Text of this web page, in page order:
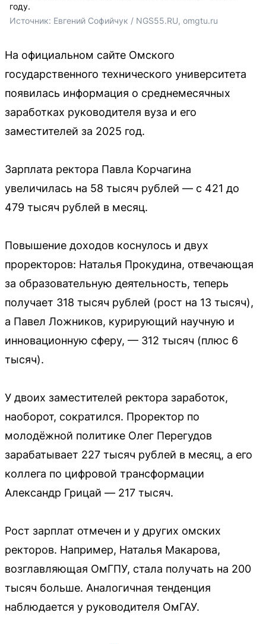
году.
Источник: Евгений Софийчук / NGS55.RU, omgtu.ru
На официальном сайте Омского
государственного технического университета
появилась информация о среднемесячных
заработках руководителя вуза и его
заместителей за 2025 год.
Зарплата ректора Павла Корчагина
увеличилась на 58 тысяч рублей — с 421 до
479 тысяч рублей в месяц.
Повышение доходов коснулось и двух
проректоров: Наталья Прокудина, отвечающая
за образовательную деятельность, теперь
получает 318 тысяч рублей (рост на 13 тысяч),
а Павел Ложников, курирующий научную и
инновационную сферу, — 312 тысяч (плюс 6
тысяч).
У двоих заместителей ректора заработок,
наоборот, сократился. Проректор по
молодёжной политике Олег Перегудов
зарабатывает 227 тысяч рублей в месяц, а его
коллега по цифровой трансформации
Александр Грицай — 217 тысяч.
Рост зарплат отмечен и у других омских
ректоров. Например, Наталья Макарова,
возглавляющая ОмГПУ, стала получать на 200
тысяч больше. Аналогичная тенденция
наблюдается у руководителя ОмГАУ.